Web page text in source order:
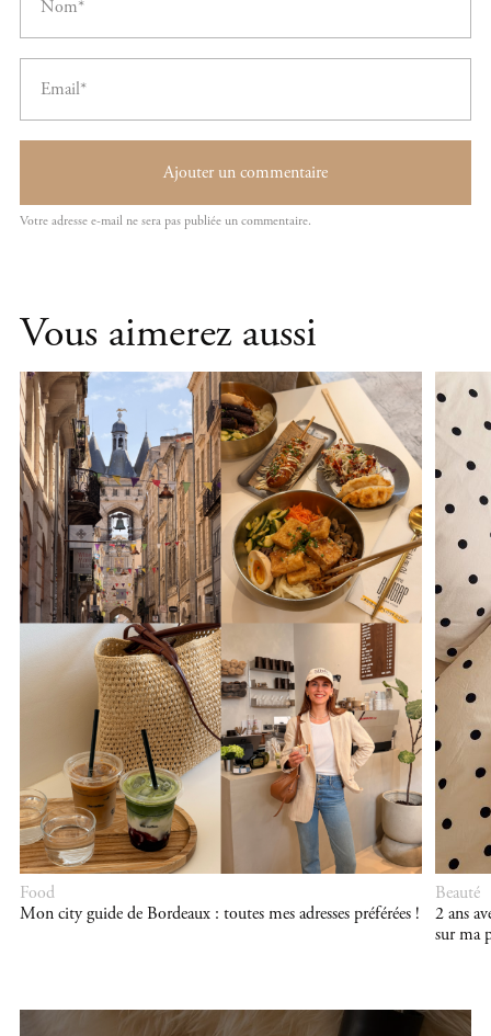
Vous aimerez aussi
Food
Mon city guide de Bordeaux : toutes mes adresses préférées !
Beauté
2 ans
sur ma